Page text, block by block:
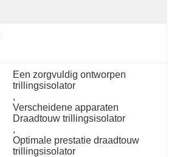
Een zorgvuldig ontworpen
trillingsisolator
,
Verscheidene apparaten
Draadtouw trillingsisolator
,
Optimale prestatie draadtouw
trillingsisolator